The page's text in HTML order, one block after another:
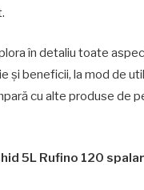
în detaliu toate
și beneficii, la mod de
cu alte produse de
5L Rufino 120